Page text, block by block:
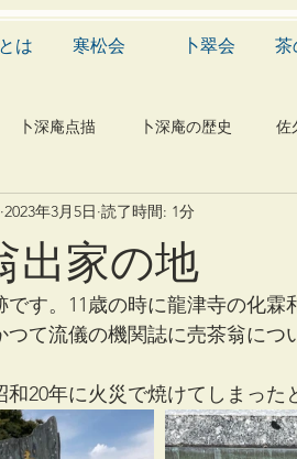
は 寒松会 卜翠会 茶
卜深庵点描 卜深庵の歴史 佐
文学 有職
動物 植物 自然科学
出家の地
2023年3月5日 読了時間: 1分
です。11歳の時に龍津寺の化
つて流儀の機関誌に売茶翁に
20年に火災で焼けてしまった